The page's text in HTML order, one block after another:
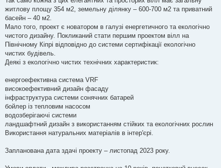
житлову площу 354 м2, земельну ділянку – 600-700 м2 та приватний
басейн – 40 м2.
Мало того, проект є новатором в галузі енергетичного та екологічно
чистого дизайну. Покликаний стати першим проектом вілл на
Північному Кіпрі відповідно до системи сертифікації екологічно
чистих будівель.
Деякі з екологічно чистих технічних характеристик:
енергоефективна система VRF
високоефективний дизайн фасаду
інфраструктура системи сонячних батарей
бойлер із тепловим насосом
водозберігаючі системи
ландшафтний дизайн з використанням стійких та екологічних рослин
Використання натуральних матеріалів в інтер'єрі.
Запланована дата здачі проекту – листопад 2023 року.